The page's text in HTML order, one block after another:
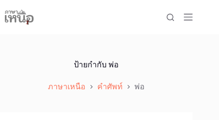
to
content
ป้ายกำกับ พ่อ
ภาษาเหนือ คำศัพท์ พ่อ